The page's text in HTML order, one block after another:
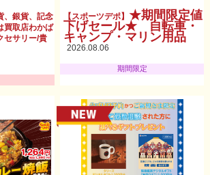
、銀貨、記念
買取店わかば
セサリー/貴
【スポーツデポ】★期間限定値
下げセール★ 自転車・
キャンプ・マリン用品
2026.08.06
期間限定